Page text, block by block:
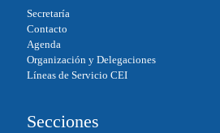
Secretaría
Contacto
Agenda
Organización y Delegaciones
Líneas de Servicio CEI
Secciones